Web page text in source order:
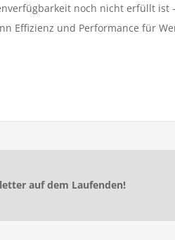
noch nicht erfüllt
Effizienz und Performance für
auf dem Laufenden!